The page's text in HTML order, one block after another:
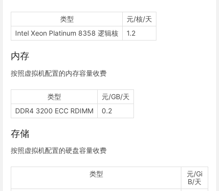
类型
元/核/天
Intel Xeon Platinum 8358 逻辑核
1.2
内存
按照虚拟机配置的内存容量收费
类型
元/GB/天
DDR4 3200 ECC RDIMM
0.2
存储
按照虚拟机配置的硬盘容量收费
类型
元/Gi
B/天